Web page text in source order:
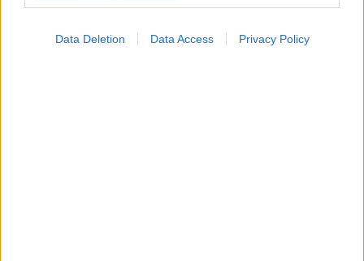
Data Deletion Data Access Privacy Policy